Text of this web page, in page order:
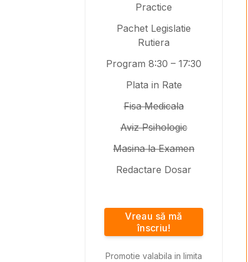
Practice
Pachet Legislatie
Rutiera
Program 8:30 – 17:30
Plata in Rate
Fisa Medicala
Aviz Psihologic
Masina la Examen
Redactare Dosar
Vreau să mă
înscriu!
Promotie valabila in limita